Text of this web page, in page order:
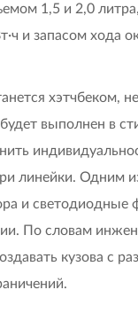
1,5 и 2,0
и запасом хода
хэтчбеком,
выполнен в
линейки. Одним
и светодиодные
По словам
кузова с